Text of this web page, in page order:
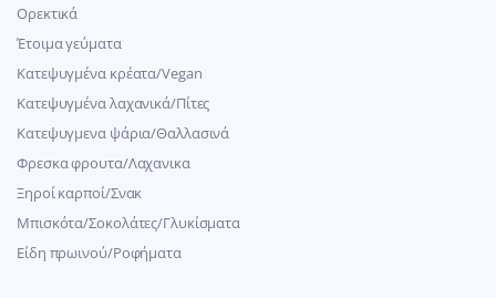
Ορεκτικά
Έτοιμα γεύματα
Κατεψυγμένα κρέατα/Vegan
Kατεψυγμένα λαχανικά/Πίτες
Κατεψυγμενα ψάρια/Θαλλασινά
Φρεσκα φρουτα/Λαχανικα
Ξηροί καρποί/Σνακ
Μπισκότα/Σοκολάτες/Γλυκίσματα
Είδη πρωινού/Ροφήματα